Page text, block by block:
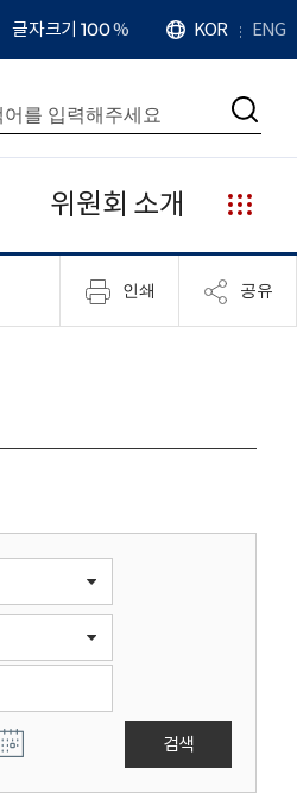
확
대
치
글자크기 100%
언
어
KOR ENG
검
위원회 소개
누
리
집
안
인쇄 공유
검색